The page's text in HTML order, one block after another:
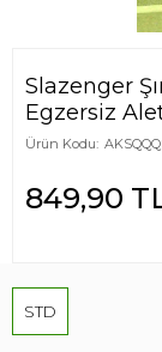
Slazenger
Egzersiz
Ürün Kodu:
849,90
STD